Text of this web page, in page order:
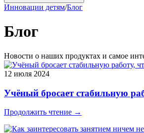
Инновации детям/Блог
Блог
Новости о наших продуктах и самое
12 июля 2024
Учёный бросает стабильную
Продолжить чтение →